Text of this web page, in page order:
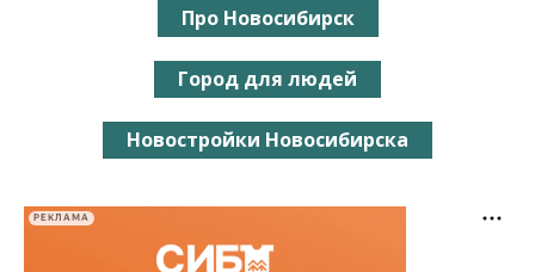
Про Новосибирск
Город для людей
Новостройки Новосибирска
РЕКЛАМА